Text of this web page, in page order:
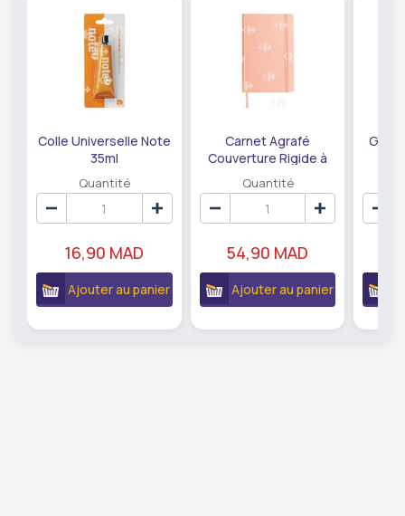
Colle Universelle Note
35ml
Quantité
16,90 MAD
Ajouter au panier
Carnet Agrafé
Couverture Rigide à
Pois Pastel Note A5
21,5x15x1,5cm
Quantité
54,90 MAD
Ajouter au panier